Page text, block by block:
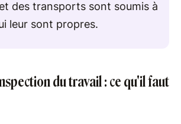
des transports sont soumis à
leur sont propres.
du travail : ce qu'il faut